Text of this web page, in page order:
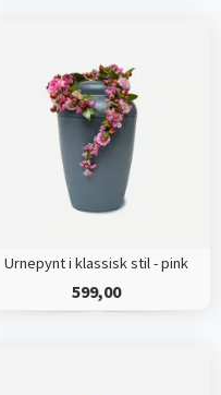
Urnepynt i klassisk stil - pink
599,00